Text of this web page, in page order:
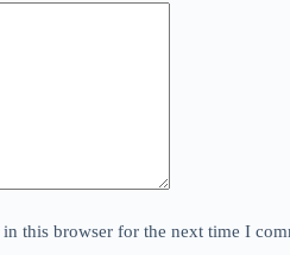
this browser for the next time I